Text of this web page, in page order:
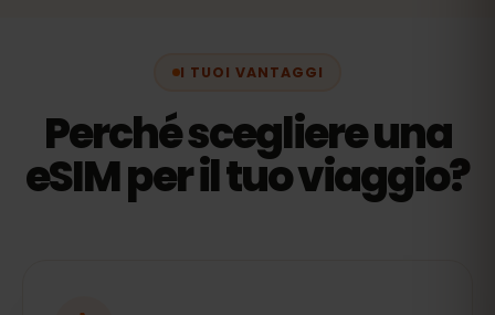
I TUOI VANTAGGI
Perché scegliere una
eSIM per il tuo viaggio?